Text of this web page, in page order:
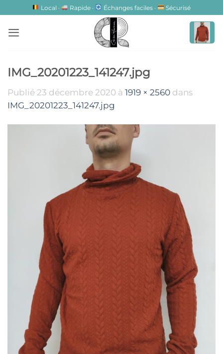
contenu
Local · Rapide · Échanges faciles · Sécurisé
IMG_20201223_141247.jpg
Publié 23 décembre 2020 à 1919 × 2560 dans
IMG_20201223_141247.jpg